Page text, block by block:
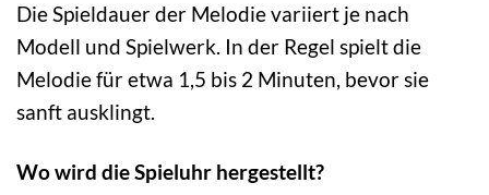
Die Spieldauer der Melodie variiert je nach
Modell und Spielwerk. In der Regel spielt die
Melodie für etwa 1,5 bis 2 Minuten, bevor sie
sanft ausklingt.
Wo wird die Spieluhr hergestellt?